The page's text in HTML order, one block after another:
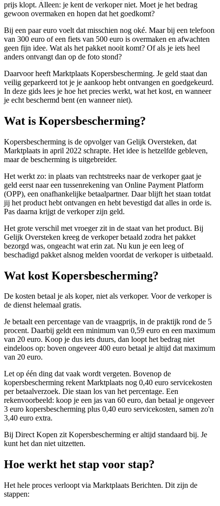
prijs klopt. Alleen: je kent de verkoper niet. Moet je het bedrag
gewoon overmaken en hopen dat het goedkomt?
Bij een paar euro voelt dat misschien nog oké. Maar bij een telefoon
van 300 euro of een fiets van 500 euro is overmaken en afwachten
geen fijn idee. Wat als het pakket nooit komt? Of als je iets heel
anders ontvangt dan op de foto stond?
Daarvoor heeft Marktplaats Kopersbescherming. Je geld staat dan
veilig geparkeerd tot je je aankoop hebt ontvangen en goedgekeurd.
In deze gids lees je hoe het precies werkt, wat het kost, en wanneer
je echt beschermd bent (en wanneer niet).
Wat is Kopersbescherming?
Kopersbescherming is de opvolger van Gelijk Oversteken, dat
Marktplaats in april 2022 schrapte. Het idee is hetzelfde gebleven,
maar de bescherming is uitgebreider.
Het werkt zo: in plaats van rechtstreeks naar de verkoper gaat je
geld eerst naar een tussenrekening van Online Payment Platform
(OPP), een onafhankelijke betaalpartner. Daar blijft het staan totdat
jij het product hebt ontvangen en hebt bevestigd dat alles in orde is.
Pas daarna krijgt de verkoper zijn geld.
Het grote verschil met vroeger zit in de staat van het product. Bij
Gelijk Oversteken kreeg de verkoper betaald zodra het pakket
bezorgd was, ongeacht wat erin zat. Nu kun je een leeg of
beschadigd pakket alsnog melden voordat de verkoper is uitbetaald.
Wat kost Kopersbescherming?
De kosten betaal je als koper, niet als verkoper. Voor de verkoper is
de dienst helemaal gratis.
Je betaalt een percentage van de vraagprijs, in de praktijk rond de 5
procent. Daarbij geldt een minimum van 0,59 euro en een maximum
van 20 euro. Koop je dus iets duurs, dan loopt het bedrag niet
eindeloos op: boven ongeveer 400 euro betaal je altijd dat maximum
van 20 euro.
Let op één ding dat vaak wordt vergeten. Bovenop de
kopersbescherming rekent Marktplaats nog 0,40 euro servicekosten
per betaalverzoek. Die staan los van het percentage. Een
rekenvoorbeeld: koop je een jas van 60 euro, dan betaal je ongeveer
3 euro kopersbescherming plus 0,40 euro servicekosten, samen zo'n
3,40 euro extra.
Bij Direct Kopen zit Kopersbescherming er altijd standaard bij. Je
kunt het dan niet uitzetten.
Hoe werkt het stap voor stap?
Het hele proces verloopt via Marktplaats Berichten. Dit zijn de
stappen: